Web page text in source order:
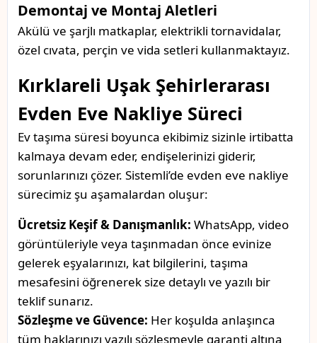
Demontaj ve Montaj Aletleri
Akülü ve şarjlı matkaplar, elektrikli tornavidalar,
özel cıvata, perçin ve vida setleri kullanmaktayız.
Kırklareli Uşak Şehirlerarası
Evden Eve Nakliye Süreci
Ev taşıma süresi boyunca ekibimiz sizinle irtibatta
kalmaya devam eder, endişelerinizi giderir,
sorunlarınızı çözer. Sistemli’de evden eve nakliye
sürecimiz şu aşamalardan oluşur:
Ücretsiz Keşif & Danışmanlık: WhatsApp, video
görüntüleriyle veya taşınmadan önce evinize
gelerek eşyalarınızı, kat bilgilerini, taşıma
mesafesini öğrenerek size detaylı ve yazılı bir
teklif sunarız.
Sözleşme ve Güvence: Her koşulda anlaşınca
tüm haklarınızı yazılı sözleşmeyle garanti altına